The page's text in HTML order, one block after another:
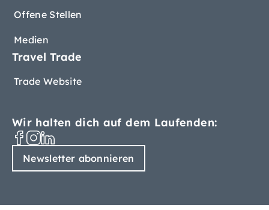
Offene Stellen
Medien
Travel Trade
Trade Website
Wir halten dich auf dem Laufenden:
Newsletter abonnieren